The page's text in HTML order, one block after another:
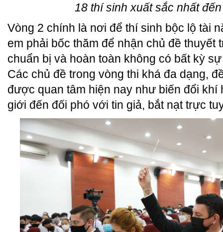
18 thí sinh xuất sắc nhất
Vòng 2 chính là nơi để thí sinh bộc lộ tài
em phải bốc thăm để nhận chủ đề thuyết
chuẩn bị và hoàn toàn không có bất kỳ
Các chủ đề trong vòng thi khá đa dạng,
được quan tâm hiện nay như biến đổi khí
giới đến đối phó với tin giả, bắt nạt trực